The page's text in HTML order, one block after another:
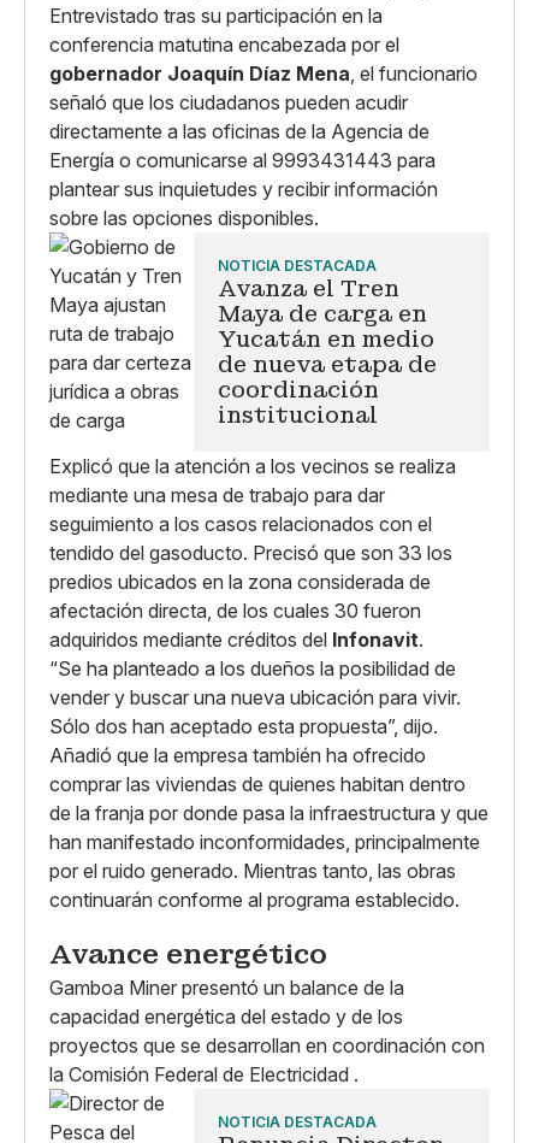
Entrevistado tras su participación en la
conferencia matutina encabezada por el
gobernador Joaquín Díaz Mena, el funcionario
señaló que los ciudadanos pueden acudir
directamente a las oficinas de la Agencia de
Energía o comunicarse al 9993431443 para
plantear sus inquietudes y recibir información
sobre las opciones disponibles.
NOTICIA DESTACADA
Avanza el Tren
Maya de carga en
Yucatán en medio
de nueva etapa de
coordinación
institucional
Explicó que la atención a los vecinos se realiza
mediante una mesa de trabajo para dar
seguimiento a los casos relacionados con el
tendido del gasoducto. Precisó que son 33 los
predios ubicados en la zona considerada de
afectación directa, de los cuales 30 fueron
adquiridos mediante créditos del Infonavit.
“Se ha planteado a los dueños la posibilidad de
vender y buscar una nueva ubicación para vivir.
Sólo dos han aceptado esta propuesta”, dijo.
Añadió que la empresa también ha ofrecido
comprar las viviendas de quienes habitan dentro
de la franja por donde pasa la infraestructura y que
han manifestado inconformidades, principalmente
por el ruido generado. Mientras tanto, las obras
continuarán conforme al programa establecido.
Avance energético
Gamboa Miner presentó un balance de la
capacidad energética del estado y de los
proyectos que se desarrollan en coordinación con
la Comisión Federal de Electricidad .
NOTICIA DESTACADA